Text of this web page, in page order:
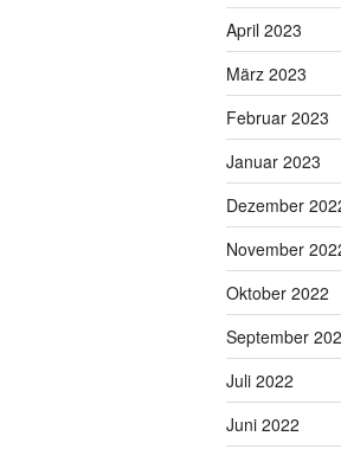
April 2023
März 2023
Februar 2023
Januar 2023
Dezember
November
Oktober 2022
September
Juli 2022
Juni 2022